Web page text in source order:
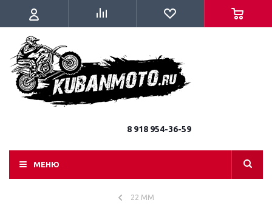
8 918 954-36-59
МЕНЮ
22 ММ